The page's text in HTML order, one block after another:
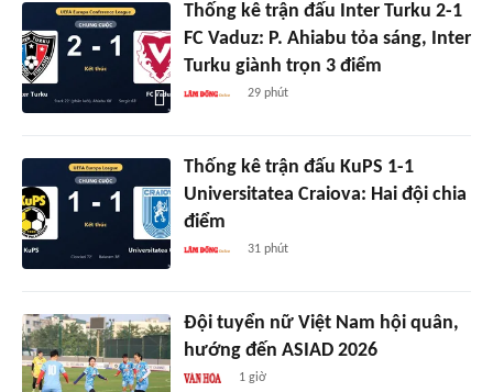
Thống kê trận đấu Inter Turku 2-1
FC Vaduz: P. Ahiabu tỏa sáng, Inter
Turku giành trọn 3 điểm
29 phút
Thống kê trận đấu KuPS 1-1
Universitatea Craiova: Hai đội chia
điểm
31 phút
Đội tuyển nữ Việt Nam hội quân,
hướng đến ASIAD 2026
1 giờ